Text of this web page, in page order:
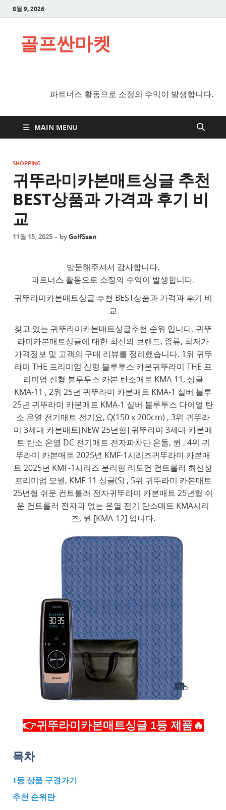
8월 9, 2026
골프싼마켓
파트너스 활동으로 소정의 수익이 발생합니다.
MAIN MENU
SHOPPING
귀뚜라미카본매트싱글 추천
BEST상품과 가격과 후기 비
교
11월 15, 2025 - byGolfSsan
방문해주셔서 감사합니다.
파트너스 활동으로 소정의 수익이 발생합니다.
귀뚜라미카본매트싱글 추천 BEST상품과 가격과 후기 비
교
찾고 있는 귀뚜라미카본매트싱글추천 순위 입니다. 귀뚜
라미카본매트싱글에 대한 최신의 브랜드, 종류, 최저가
가격정보 및 고객의 구매 리뷰를 정리했습니다. 1위 귀뚜
라미 THE 프리미엄 신형 블루투스 카본귀뚜라미 THE 프
리미엄 신형 블루투스 카본 탄소매트 KMA-11, 싱글
KMA-11 , 2위 25년 귀뚜라미 카본매트 KMA-1 실버 블루
25년 귀뚜라미 카본매트 KMA-1 실버 블루투스 다이얼 탄
소 온열 전기매트 전기요, Q(150 x 200cm) , 3위 귀뚜라
미 3세대 카본매트[NEW 25년형] 귀뚜라미 3세대 카본매
트 탄소 온열 DC 전기매트 전자파차단 온돌, 퀸 , 4위 귀
뚜라미 카본매트 2025년 KMF-1시리즈귀뚜라미 카본매
트 2025년 KMF-1시리즈 분리형 리모컨 컨트롤러 최신상
프리미엄 모델, KMF-11 싱글(S) , 5위 귀뚜라미 카본매트
25년형 쉬운 컨트롤러 전자귀뚜라미 카본매트 25년형 쉬
운 컨트롤러 전자파 없는 온열 전기 탄소매트 KMA시리
즈, 퀸 [KMA-12] 입니다.
👉귀뚜라미카본매트싱글 1등 제품🔥
목차
1등 상품 구경가기
추천 순위란